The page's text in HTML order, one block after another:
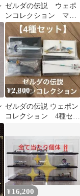
ゼルダの伝説 ウェポ
ンコレクション マス
ターソード 納刀 レ
ア
¥2,800
ゼルダの伝説 ウェポン
コレクション 4種セッ
オオワシの弓
¥ 16,200